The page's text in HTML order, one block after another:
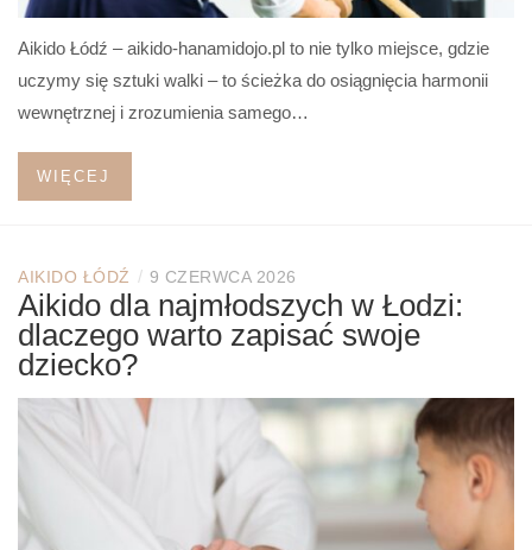
Aikido Łódź – aikido-hanamidojo.pl to nie tylko miejsce, gdzie
uczymy się sztuki walki – to ścieżka do osiągnięcia harmonii
wewnętrznej i zrozumienia samego…
WIĘCEJ
AIKIDO ŁÓDŹ / 9 CZERWCA 2026
Aikido dla najmłodszych w Łodzi:
dlaczego warto zapisać swoje
dziecko?